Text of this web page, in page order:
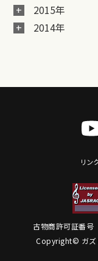
2015年
2014年
リン
古物商許可証番
Copyright© ガズ